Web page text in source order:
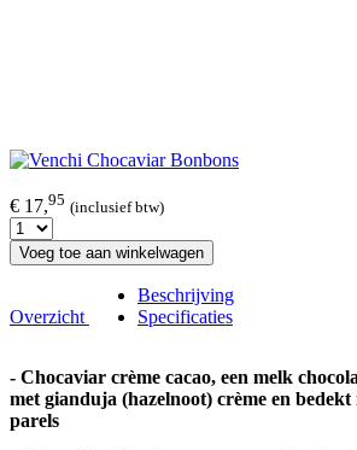
€ 17,95 (inclusief btw)
Voeg toe aan winkelwagen
Overzicht
Beschrijving
Specificaties
- Chocaviar crème cacao, een melk
met gianduja (hazelnoot) crème en
parels